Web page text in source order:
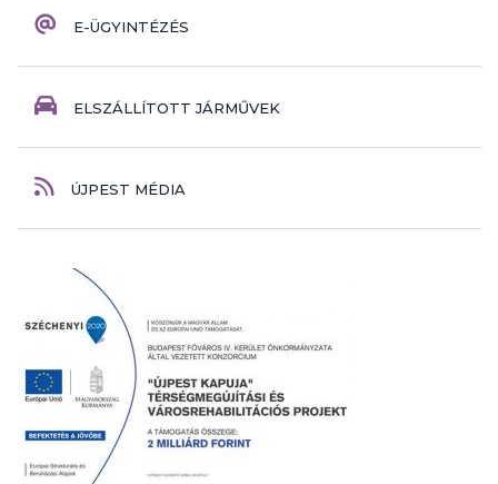
E-ÜGYINTÉZÉS
ELSZÁLLÍTOTT JÁRMŰVEK
ÚJPEST MÉDIA